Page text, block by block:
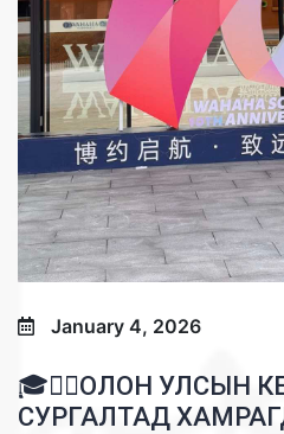
January 4, 2026
🎓✍🏻ОЛОН УЛСЫН
СУРГАЛТАД